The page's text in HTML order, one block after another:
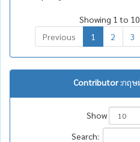
Showing 1 to
Previous
1 2 3
Contributor :กฤษ
Show
Search: